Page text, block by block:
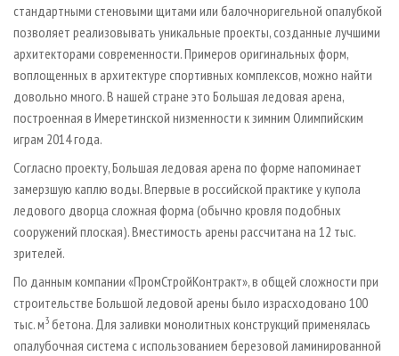
стандартными стеновыми щитами или балочно­ригельной опалубкой
позволяет реализовывать уникальные проекты, созданные лучшими
архитекторами современности. Примеров оригинальных форм,
воплощенных в архитектуре спортивных комплексов, можно найти
довольно много. В нашей стране это Большая ледовая арена,
построенная в Имеретинской низменности к зимним Олимпийским
играм 2014 года.
Согласно проекту, Большая ледовая арена по форме напоминает
замерзшую каплю воды. Впервые в российской практике у купола
ледового дворца сложная форма (обычно кровля подобных
сооружений плоская). Вместимость арены рассчитана на 12 тыс.
зрителей.
По данным компании «ПромСтройКонтракт», в общей сложности при
строительстве Большой ледовой арены было израсходовано 100
тыс. м3 бетона. Для заливки монолитных конструкций применялась
опалубочная система с использованием березовой ламинированной